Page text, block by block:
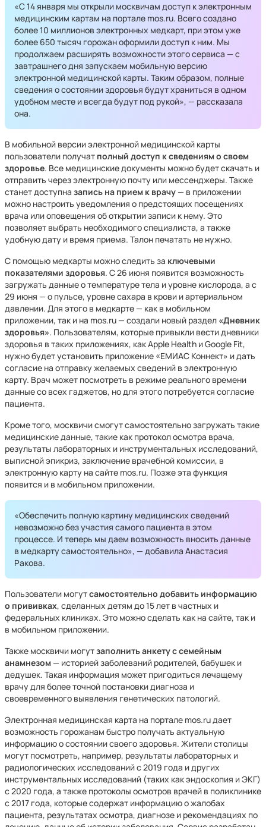
«С 14 января мы открыли москвичам доступ к электронным
медицинским картам на портале mos.ru. Всего создано
более 10 миллионов электронных медкарт, при этом уже
более 650 тысяч горожан оформили доступ к ним. Мы
продолжаем расширять возможности этого сервиса — с
завтрашнего дня запускаем мобильную версию
электронной медицинской карты. Таким образом, полные
сведения о состоянии здоровья будут храниться в одном
удобном месте и всегда будут под рукой», — рассказала
она.
В мобильной версии электронной медицинской карты
пользователи получат полный доступ к сведениям о своем
здоровье. Все медицинские документы можно будет скачать и
отправить через электронную почту или мессенджеры. Также
станет доступна запись на прием к врачу— в приложении
можно настроить уведомления о предстоящих посещениях
врача или оповещения об открытии записи к нему. Это
позволяет выбрать необходимого специалиста, а также
удобную дату и время приема. Талон печатать не нужно.
С помощью медкарты можно следить за ключевыми
показателями здоровья. С 26 июня появится возможность
загружать данные о температуре тела и уровне кислорода, а с
29 июня — о пульсе, уровне сахара в крови и артериальном
давлении. Для этого в медкарте — как в мобильном
приложении, так и на mos.ru — создали новый раздел «Дневник
здоровья». Пользователям, которые привыкли вести дневники
здоровья в таких приложениях, как Apple Health и Google Fit,
нужно будет установить приложение «ЕМИАС Коннект» и дать
согласие на отправку желаемых сведений в электронную
карту. Врач может посмотреть в режиме реального времени
данные со всех гаджетов, но для этого потребуется согласие
пациента.
Кроме того, москвичи смогут самостоятельно загружать такие
медицинские данные, такие как протокол осмотра врача,
результаты лабораторных и инструментальных исследований,
выписной эпикриз, заключение врачебной комиссии, в
электронную карту на сайте mos.ru. Позже эта функция
появится и в мобильном приложении.
«Обеспечить полную картину медицинских сведений
невозможно без участия самого пациента в этом
процессе. И теперь мы даем возможность вносить данные
в медкарту самостоятельно», — добавила Анастасия
Ракова.
Пользователи могутсамостоятельно добавить информацию
о прививках, сделанных детям до 15 лет в частных и
федеральных клиниках. Это можно сделать как на сайте, так и
в мобильном приложении.
Также москвичи могутзаполнить анкету с семейным
анамнезом— историей заболеваний родителей, бабушек и
дедушек. Такая информация может пригодиться лечащему
врачу для более точной постановки диагноза и
своевременного выявления генетических патологий.
Электронная медицинская карта на портале mos.ru дает
возможность горожанам быстро получать актуальную
информацию о состоянии своего здоровья. Жители столицы
могут посмотреть, например, результаты лабораторных и
радиологических исследований с 2019 года и других
инструментальных исследований (таких как эндоскопия и ЭКГ)
с 2020 года, а также протоколы осмотров врачей в поликлинике
с 2017 года, которые содержат информацию о жалобах
пациента, результатах осмотра, диагнозе и рекомендациях по